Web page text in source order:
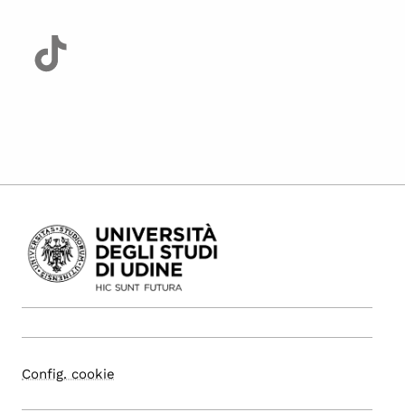
Config. cookie